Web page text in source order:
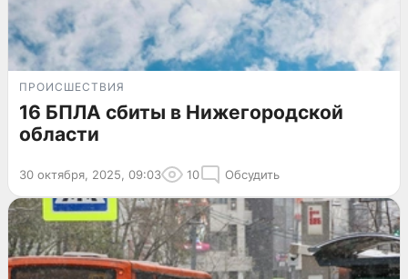
ПРОИСШЕСТВИЯ
16 БПЛА сбиты в Нижегородской
области
30 октября, 2025, 09:03 10 Обсудить